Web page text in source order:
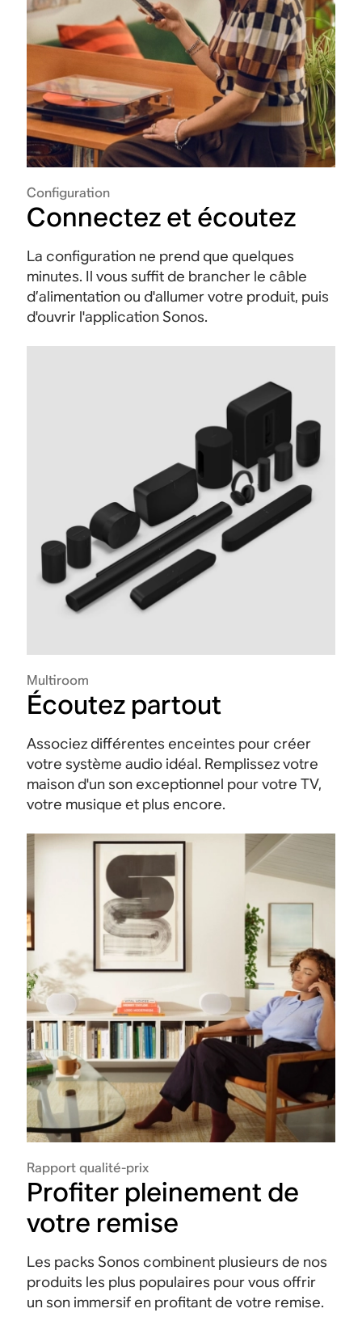
Configuration
Connectez et écoutez
La configuration ne prend que quelques
minutes. Il vous suffit de brancher le câble
d’alimentation ou d'allumer votre produit, puis
d'ouvrir l'application Sonos.
Multiroom
Écoutez partout
Associez différentes enceintes pour créer
votre système audio idéal. Remplissez votre
maison d'un son exceptionnel pour votre TV,
votre musique et plus encore.
Rapport qualité-prix
Profiter pleinement de
votre remise
Les packs Sonos combinent plusieurs de nos
produits les plus populaires pour vous offrir
un son immersif en profitant de votre remise.